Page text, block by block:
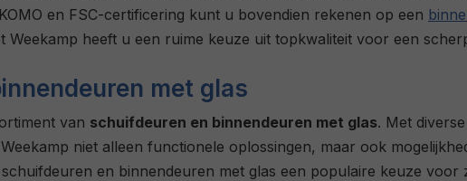
en FSC-certificering kunt u bovendien rekenen op een
Weekamp heeft u een ruime keuze uit topkwaliteit voor een
met glas
van schuifdeuren en binnendeuren met glas. Met
niet alleen functionele oplossingen, maar ook
en binnendeuren met glas een populaire keuze voor